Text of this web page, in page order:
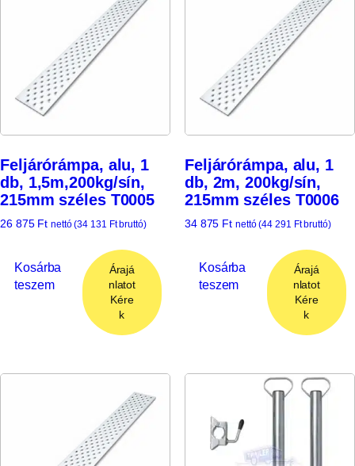
Feljárórámpa, alu, 1
db, 1,5m,200kg/sín,
215mm széles T0005
26 875 Ft nettó (34 131 Ftbruttó)
Kosárba
teszem
Árajá
nlatot
Kére
k
Feljárórámpa, alu, 1
db, 2m, 200kg/sín,
215mm széles T0006
34 875 Ft nettó (44 291 Ftbruttó)
Kosárba
teszem
Árajá
nlatot
Kére
k